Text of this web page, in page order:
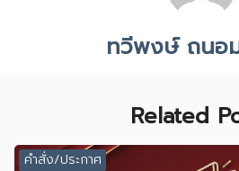
ทวีพงษ์ ถนอ
Related
คำสั่ง/ประกาศ